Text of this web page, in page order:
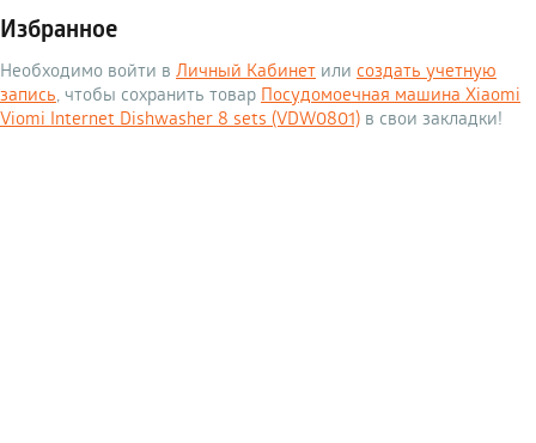
Избранное
Необходимо войти в Личный Кабинет или создать учетную
запись, чтобы сохранить товар Посудомоечная машина Xiaomi
Viomi Internet Dishwasher 8 sets (VDW0801) в свои закладки!